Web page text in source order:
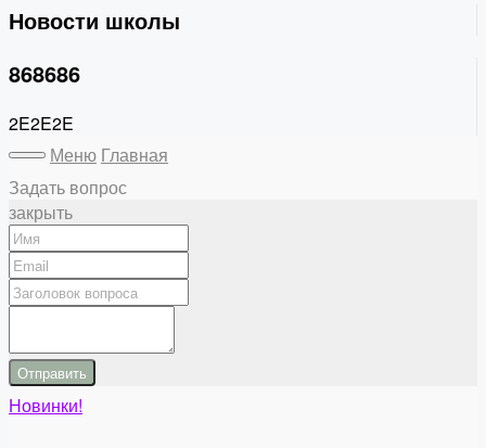
Новости школы
868686
2E2E2E
Меню Главная
Задать вопрос
закрыть
Отправить
Новинки!